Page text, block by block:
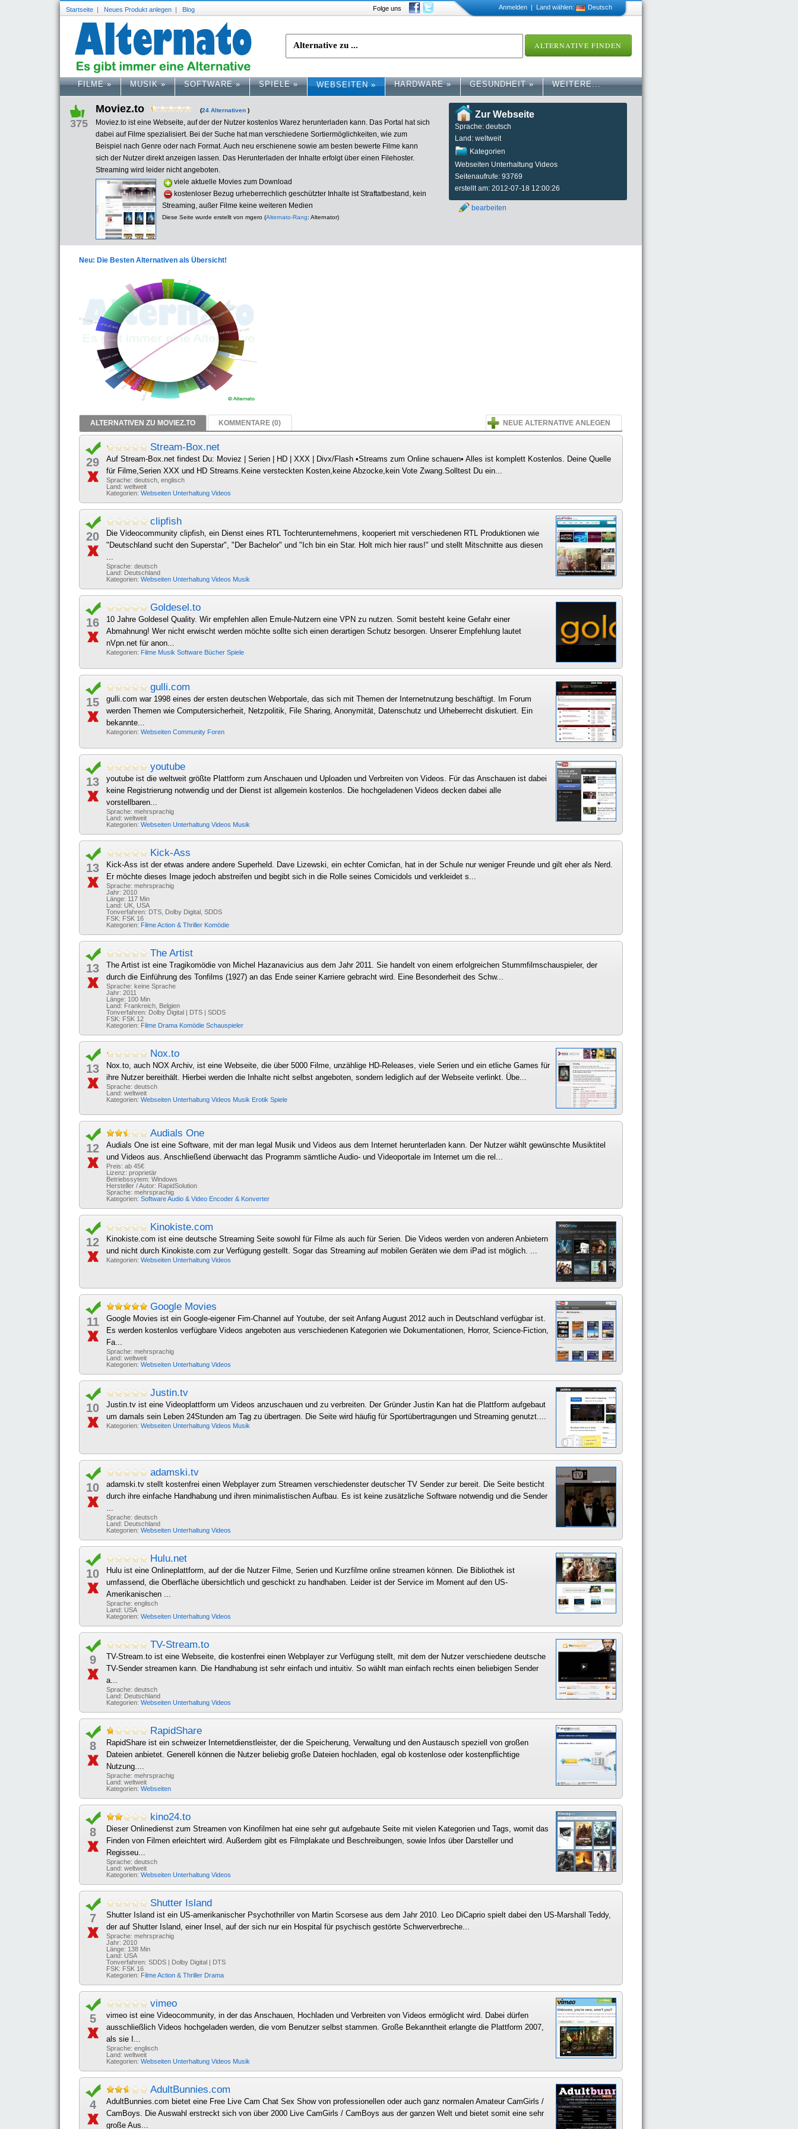
Startseite | Neues Produkt anlegen | Blog Folge uns Anmelden | Land wählen: Deutsch
ALTERNATIVE FINDEN
FILME» MUSIK» SOFTWARE» SPIELE» WEBSEITEN» HARDWARE» GESUNDHEIT» WEITERE...
Zur Webseite
Sprache: deutsch
Land: weltweit
Kategorien
Webseiten Unterhaltung Videos
Seitenaufrufe: 93769
erstellt am: 2012-07-18 12:00:26
bearbeiten
375
Moviez.to (24 Alternativen )
Moviez.to ist eine Webseite, auf der der Nutzer kostenlos Warez herunterladen kann. Das Portal hat sich
dabei auf Filme spezialisiert. Bei der Suche hat man verschiedene Sortiermöglichkeiten, wie zum
Beispiel nach Genre oder nach Format. Auch neu erschienene sowie am besten bewerte Filme kann
sich der Nutzer direkt anzeigen lassen. Das Herunterladen der Inhalte erfolgt über einen Filehoster.
Streaming wird leider nicht angeboten.
viele aktuelle Movies zum Download
kostenloser Bezug urheberrechlich geschützter Inhalte ist Straftatbestand, kein
Streaming, außer Filme keine weiteren Medien
Diese Seite wurde erstellt von mgero (Alternato-Rang: Alternator)
Neu: Die Besten Alternativen als Übersicht!
ALTERNATIVEN ZU MOVIEZ.TO KOMMENTARE (0) NEUE ALTERNATIVE ANLEGEN
29
Stream-Box.net
Auf Stream-Box.net findest Du: Moviez | Serien | HD | XXX | Divx/Flash •Streams zum Online schauen• Alles ist komplett Kostenlos. Deine Quelle
für Filme,Serien XXX und HD Streams.Keine versteckten Kosten,keine Abzocke,kein Vote Zwang.Solltest Du ein...
Sprache: deutsch, englisch
Land: weltweit
Kategorien: Webseiten Unterhaltung Videos
20
clipfish
Die Videocommunity clipfish, ein Dienst eines RTL Tochterunternehmens, kooperiert mit verschiedenen RTL Produktionen wie
"Deutschland sucht den Superstar", "Der Bachelor" und "Ich bin ein Star. Holt mich hier raus!" und stellt Mitschnitte aus diesen
...
Sprache: deutsch
Land: Deutschland
Kategorien: Webseiten Unterhaltung Videos Musik
16
Goldesel.to
10 Jahre Goldesel Quality. Wir empfehlen allen Emule-Nutzern eine VPN zu nutzen. Somit besteht keine Gefahr einer
Abmahnung! Wer nicht erwischt werden möchte sollte sich einen derartigen Schutz besorgen. Unserer Empfehlung lautet
nVpn.net für anon...
Kategorien: Filme Musik Software Bücher Spiele
15
gulli.com
gulli.com war 1998 eines der ersten deutschen Webportale, das sich mit Themen der Internetnutzung beschäftigt. Im Forum
werden Themen wie Computersicherheit, Netzpolitik, File Sharing, Anonymität, Datenschutz und Urheberrecht diskutiert. Ein
bekannte...
Kategorien: Webseiten Community Foren
13
youtube
youtube ist die weltweit größte Plattform zum Anschauen und Uploaden und Verbreiten von Videos. Für das Anschauen ist dabei
keine Registrierung notwendig und der Dienst ist allgemein kostenlos. Die hochgeladenen Videos decken dabei alle
vorstellbaren...
Sprache: mehrsprachig
Land: weltweit
Kategorien: Webseiten Unterhaltung Videos Musik
13
Kick-Ass
Kick-Ass ist der etwas andere andere Superheld. Dave Lizewski, ein echter Comicfan, hat in der Schule nur weniger Freunde und gilt eher als Nerd.
Er möchte dieses Image jedoch abstreifen und begibt sich in die Rolle seines Comicidols und verkleidet s...
Sprache: mehrsprachig
Jahr: 2010
Länge: 117 Min
Land: UK, USA
Tonverfahren: DTS, Dolby Digital, SDDS
FSK: FSK 16
Kategorien: FilmeAction & Thriller Komödie
13
The Artist
The Artist ist eine Tragikomödie von Michel Hazanavicius aus dem Jahr 2011. Sie handelt von einem erfolgreichen Stummfilmschauspieler, der
durch die Einführung des Tonfilms (1927) an das Ende seiner Karriere gebracht wird. Eine Besonderheit des Schw...
Sprache: keine Sprache
Jahr: 2011
Länge: 100 Min
Land: Frankreich, Belgien
Tonverfahren: Dolby Digital | DTS | SDDS
FSK: FSK 12
Kategorien: Filme Drama Komödie Schauspieler
13
Nox.to
Nox.to, auch NOX Archiv, ist eine Webseite, die über 5000 Filme, unzählige HD-Releases, viele Serien und ein etliche Games für
ihre Nutzer bereithält. Hierbei werden die Inhalte nicht selbst angeboten, sondern lediglich auf der Webseite verlinkt. Übe...
Sprache: deutsch
Land: weltweit
Kategorien: Webseiten Unterhaltung Videos Musik Erotik Spiele
12
Audials One
Audials One ist eine Software, mit der man legal Musik und Videos aus dem Internet herunterladen kann. Der Nutzer wählt gewünschte Musiktitel
und Videos aus. Anschließend überwacht das Programm sämtliche Audio- und Videoportale im Internet um die rel...
Preis: ab 45€
Lizenz: proprietär
Betriebssytem: Windows
Hersteller / Autor: RapidSolution
Sprache: mehrsprachig
Kategorien: SoftwareAudio & Video Encoder & Konverter
12
Kinokiste.com
Kinokiste.com ist eine deutsche Streaming Seite sowohl für Filme als auch für Serien. Die Videos werden von anderen Anbietern
und nicht durch Kinokiste.com zur Verfügung gestellt. Sogar das Streaming auf mobilen Geräten wie dem iPad ist möglich. ...
Kategorien: Webseiten Unterhaltung Videos
11
Google Movies
Google Movies ist ein Google-eigener Fim-Channel auf Youtube, der seit Anfang August 2012 auch in Deutschland verfügbar ist.
Es werden kostenlos verfügbare Videos angeboten aus verschiedenen Kategorien wie Dokumentationen, Horror, Science-Fiction,
Fa...
Sprache: mehrsprachig
Land: weltweit
Kategorien: Webseiten Unterhaltung Videos
10
Justin.tv
Justin.tv ist eine Videoplattform um Videos anzuschauen und zu verbreiten. Der Gründer Justin Kan hat die Plattform aufgebaut
um damals sein Leben 24Stunden am Tag zu übertragen. Die Seite wird häufig für Sportübertragungen und Streaming genutzt....
Kategorien: Webseiten Unterhaltung Videos Musik
10
adamski.tv
adamski.tv stellt kostenfrei einen Webplayer zum Streamen verschiedenster deutscher TV Sender zur bereit. Die Seite besticht
durch ihre einfache Handhabung und ihren minimalistischen Aufbau. Es ist keine zusätzliche Software notwendig und die Sender
...
Sprache: deutsch
Land: Deutschland
Kategorien: Webseiten Unterhaltung Videos
10
Hulu.net
Hulu ist eine Onlineplattform, auf der die Nutzer Filme, Serien und Kurzfilme online streamen können. Die Bibliothek ist
umfassend, die Oberfläche übersichtlich und geschickt zu handhaben. Leider ist der Service im Moment auf den US-
Amerikanischen ...
Sprache: englisch
Land: USA
Kategorien: Webseiten Unterhaltung Videos
9
TV-Stream.to
TV-Stream.to ist eine Webseite, die kostenfrei einen Webplayer zur Verfügung stellt, mit dem der Nutzer verschiedene deutsche
TV-Sender streamen kann. Die Handhabung ist sehr einfach und intuitiv. So wählt man einfach rechts einen beliebigen Sender
a...
Sprache: deutsch
Land: Deutschland
Kategorien: Webseiten Unterhaltung Videos
8
RapidShare
RapidShare ist ein schweizer Internetdienstleister, der die Speicherung, Verwaltung und den Austausch speziell von großen
Dateien anbietet. Generell können die Nutzer beliebig große Dateien hochladen, egal ob kostenlose oder kostenpflichtige
Nutzung....
Sprache: mehrsprachig
Land: weltweit
Kategorien: Webseiten
8
kino24.to
Dieser Onlinedienst zum Streamen von Kinofilmen hat eine sehr gut aufgebaute Seite mit vielen Kategorien und Tags, womit das
Finden von Filmen erleichtert wird. Außerdem gibt es Filmplakate und Beschreibungen, sowie Infos über Darsteller und
Regisseu...
Sprache: deutsch
Land: weltweit
Kategorien: Webseiten Unterhaltung Videos
7
Shutter Island
Shutter Island ist ein US-amerikanischer Psychothriller von Martin Scorsese aus dem Jahr 2010. Leo DiCaprio spielt dabei den US-Marshall Teddy,
der auf Shutter Island, einer Insel, auf der sich nur ein Hospital für psychisch gestörte Schwerverbreche...
Sprache: mehrsprachig
Jahr: 2010
Länge: 138 Min
Land: USA
Tonverfahren: SDDS | Dolby Digital | DTS
FSK: FSK 16
Kategorien: FilmeAction & Thriller Drama
5
vimeo
vimeo ist eine Videocommunity, in der das Anschauen, Hochladen und Verbreiten von Videos ermöglicht wird. Dabei dürfen
ausschließlich Videos hochgeladen werden, die vom Benutzer selbst stammen. Große Bekanntheit erlangte die Plattform 2007,
als sie I...
Sprache: englisch
Land: weltweit
Kategorien: Webseiten Unterhaltung Videos Musik
4
AdultBunnies.com
AdultBunnies.com bietet eine Free Live Cam Chat Sex Show von professionellen oder auch ganz normalen Amateur CamGirls /
CamBoys. Die Auswahl erstreckt sich von über 2000 Live CamGirls / CamBoys aus der ganzen Welt und bietet somit eine sehr
große Aus...